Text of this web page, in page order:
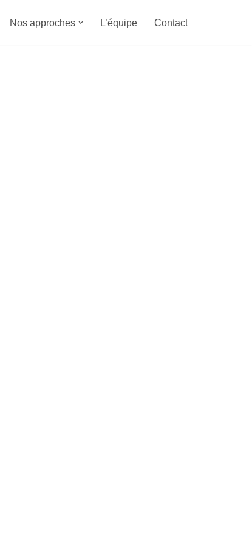
Nos approches L’équipe Contact